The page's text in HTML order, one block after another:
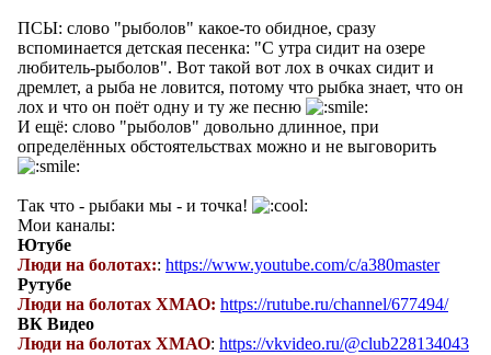
ПСЫ: слово "рыболов" какое-то обидное, сразу
вспоминается детская песенка: "С утра сидит на озере
любитель-рыболов". Вот такой вот лох в очках сидит и
дремлет, а рыба не ловится, потому что рыбка знает, что он
лох и что он поёт одну и ту же песню
И ещё: слово "рыболов" довольно длинное, при
определённых обстоятельствах можно и не выговорить
Так что - рыбаки мы - и точка!
Мои каналы:
Ютубе
Люди на болотах:: https://www.youtube.com/c/a380master
Рутубе
Люди на болотах ХМАО: https://rutube.ru/channel/677494/
ВК Видео
Люди на болотах ХМАО: https://vkvideo.ru/@club228134043